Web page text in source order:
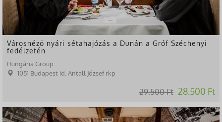
Városnéző nyári sétahajózás a Dunán a Gróf Széchenyi
fedélzetén
Hungária Group
1051 Budapest id. Antall József rkp
29.500 Ft 28.500 Ft
-25%